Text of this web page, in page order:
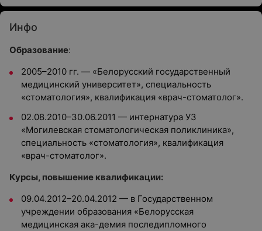
Инфо
Образование:
2005–2010 гг. — «Белорусский государственный
медицинский университет», специальность
«стоматология», квалификация «врач-стоматолог».
02.08.2010–30.06.2011 — интернатура УЗ
«Могилевская стоматологическая поликлиника»,
специальность «стоматология», квалификация
«врач-стоматолог».
Курсы, повышение квалификации:
09.04.2012–20.04.2012 — в Государственном
учреждении образования «Белорусская
медицинская ака-демия последипломного